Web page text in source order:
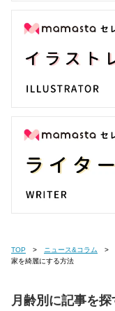
TOP ニュース&コラム
家を綺麗にする方法
月齢別に記事を探